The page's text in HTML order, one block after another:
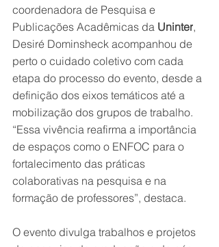
coordenadora de Pesquisa e
Publicações Acadêmicas da Uninter,
Desiré Dominsheck acompanhou de
perto o cuidado coletivo com cada
etapa do processo do evento, desde a
definição dos eixos temáticos até a
mobilização dos grupos de trabalho.
“Essa vivência reafirma a importância
de espaços como o ENFOC para o
fortalecimento das práticas
colaborativas na pesquisa e na
formação de professores”, destaca.
O evento divulga trabalhos e projetos